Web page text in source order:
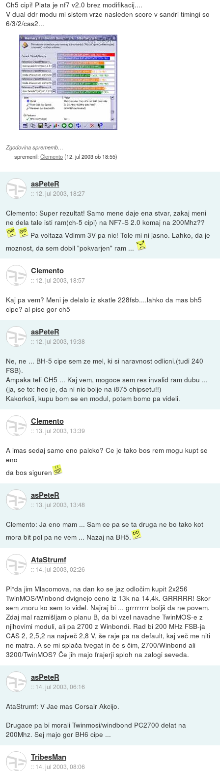
Ch5 cipi! Plata je nf7 v2.0 brez modifikacij....
V dual ddr modu mi sistem vrze nasleden score v sandri timingi so
6/3/2/cas2...
Zgodovina sprememb…
spremenil:Clemento(12. jul 2003 ob 18:55)
asPeteR
:: 12. jul 2003, 18:27
Clemento: Super rezultat! Samo mene daje ena stvar, zakaj meni
ne dela tale isti ram(ch-5 cipi) na NF7-S 2.0 komaj na 200Mhz??
Pa voltaza Vdimm 3V pa nic! Tole mi ni jasno. Lahko, da je
moznost, da sem dobil "pokvarjen" ram ...
Clemento
:: 12. jul 2003, 18:57
Kaj pa vem? Meni je delalo iz skatle 228fsb....lahko da mas bh5
cipe? al pise gor ch5
asPeteR
:: 12. jul 2003, 19:38
Ne, ne ... BH-5 cipe sem ze mel, ki si naravnost odlicni.(tudi 240
FSB).
Ampaka teli CH5 ... Kaj vem, mogoce sem res invalid ram dubu ...
(ja, se to: hec je, da ni nic bolje na i875 chipsetu!!)
Kakorkoli, kupu bom se en modul, potem bomo pa videli.
Clemento
:: 13. jul 2003, 13:39
A imas sedaj samo eno palcko? Ce je tako bos rem mogu kupt se
eno
da bos siguren
asPeteR
:: 13. jul 2003, 13:48
Clemento: Ja eno mam ... Sam ce pa se ta druga ne bo tako kot
mora bit pol pa ne vem ... Nazaj na BH5.
AtaStrumf
:: 14. jul 2003, 02:26
Pi*da jim Mlacomova, na dan ko se jaz odločim kupit 2x256
TwinMOS/Winbond dvignejo ceno iz 13k na 14,4k. GRRRRR! Skor
sem znoru ko sem to videl. Najraj bi ... grrrrrrrr boljš da ne povem.
Zdaj mal razmišljam o planu B, da bi vzel navadne TwinMOS-e z
njihovimi moduli, ali pa 2700 z Winbondi. Rad bi 200 MHz FSB-ja
CAS 2, 2,5,2 na največ 2,8 V, še raje pa na default, kaj več me niti
ne matra. A se mi splača tvegat in če s čim, 2700/Winbond ali
3200/TwinMOS? Če jih majo frajerji sploh na zalogi seveda.
asPeteR
:: 14. jul 2003, 06:16
AtaStrumf: V Jae mas Corsair Akcijo.
Drugace pa bi morali Twinmosi/windbond PC2700 delat na
200Mhz. Sej majo gor BH6 cipe ...
TribesMan
:: 14. jul 2003, 08:06